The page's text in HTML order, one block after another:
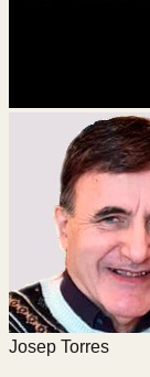
Josep Torres